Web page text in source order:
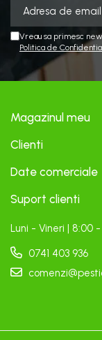
Vreau sa primesc
Politica de
Magazinul meu
Clienti
Date comerciale
Suport clienti
Luni - Vineri | 8:00 -
0741 403 936